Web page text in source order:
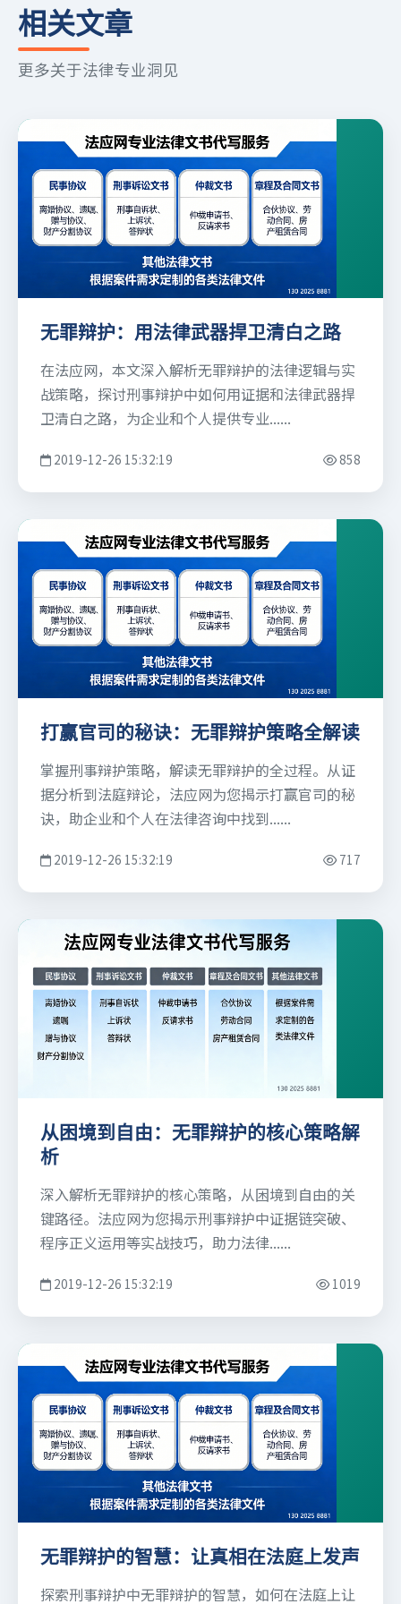
相关文章
更多关于法律专业洞见
无罪辩护：用法律武器捍卫清白之路
在法应网，本文深入解析无罪辩护的法律逻辑与实
战策略，探讨刑事辩护中如何用证据和法律武器捍
卫清白之路，为企业和个人提供专业......
2019-12-26 15:32:19 858
打赢官司的秘诀：无罪辩护策略全解读
掌握刑事辩护策略，解读无罪辩护的全过程。从证
据分析到法庭辩论，法应网为您揭示打赢官司的秘
诀，助企业和个人在法律咨询中找到......
2019-12-26 15:32:19 717
从困境到自由：无罪辩护的核心策略解
析
深入解析无罪辩护的核心策略，从困境到自由的关
键路径。法应网为您揭示刑事辩护中证据链突破、
程序正义运用等实战技巧，助力法律......
2019-12-26 15:32:19 1019
无罪辩护的智慧：让真相在法庭上发声
探索刑事辩护中无罪辩护的智慧，如何在法庭上让